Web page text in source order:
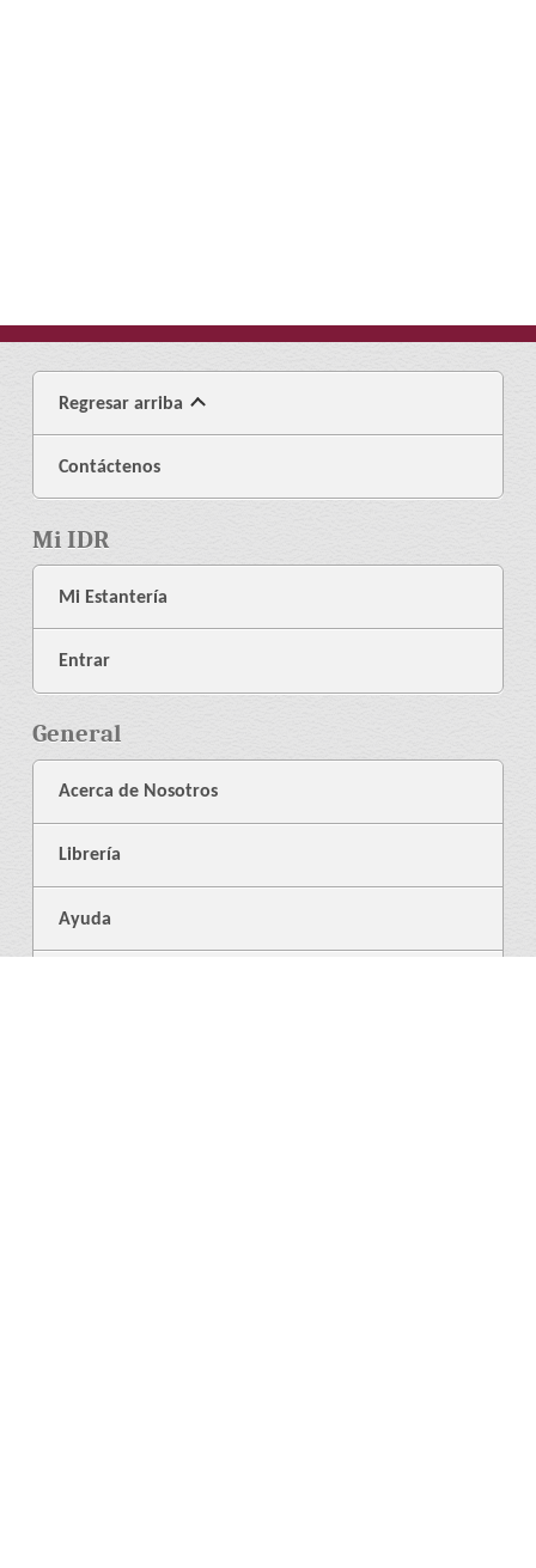
Regresar arriba
Contáctenos
Mi IDR
Mi Estantería
Entrar
General
Acerca de Nosotros
Librería
Ayuda